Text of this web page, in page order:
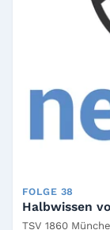
FOLGE 38
Halbwissen
TSV 1860